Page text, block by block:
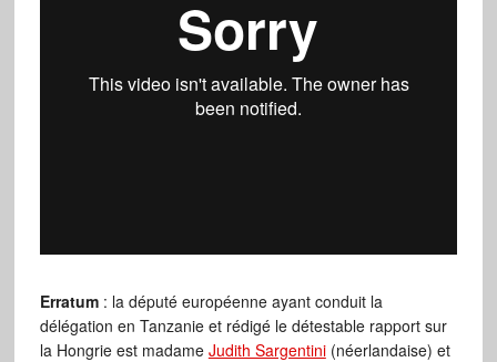
Erratum: la député européenne ayant conduit la
délégation en Tanzanie et rédigé le détestable rapport sur
la Hongrie est madame Judith Sargentini(néerlandaise) et